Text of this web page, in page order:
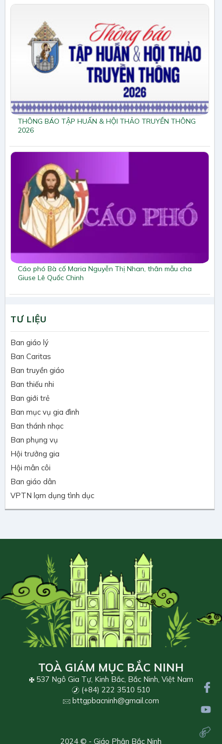
THÔNG BÁO TẬP HUẤN & HỘI THẢO TRUYỀN THÔNG
2026
Cáo phó Bà cố Maria Nguyễn Thị Nhan, thân mẫu cha
Giuse Lê Quốc Chinh
TƯ LIỆU
Ban giáo lý
Ban Caritas
Ban truyền giáo
Ban thiếu nhi
Ban giới trẻ
Ban mục vụ gia đình
Ban thánh nhạc
Ban phụng vụ
Hội trưởng gia
Hội mân côi
Ban giáo dân
VPTN lạm dụng tình dục
TOÀ GIÁM MỤC BẮC NINH
537 Ngô Gia Tự, Kinh Bắc, Bắc Ninh, Việt Nam
(+84) 222 3510 510
bttgpbacninh@gmail.com
2024 © - Giáo Phận Bắc Ninh